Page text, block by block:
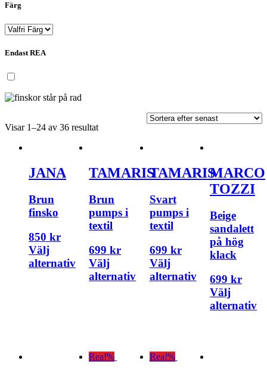
Färg
Endast REA
Visar 1–24 av 36 resultat
JANA
Brun
finsko
850 kr
Välj
alternativ
TAMARIS
Brun
pumps i
textil
699kr
Välj
alternativ
TAMARIS
Svart
pumps i
textil
699 kr
Välj
alternativ
MARCO
TOZZI
Beige
sandalett
på hög
klack
699 kr
Välj
alternativ
Rea!% Rea!%